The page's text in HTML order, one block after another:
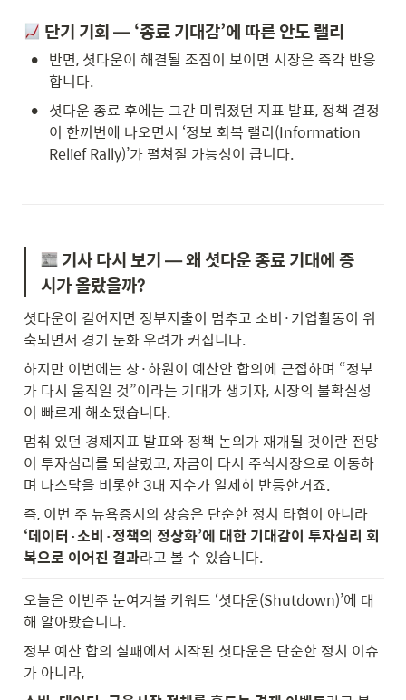
단기 기회 — ‘종료 기대감’에 따른 안도 랠리
• 반면, 셧다운이 해결될 조짐이 보이면 시장은 즉각 반응
합니다.
• 셧다운 종료 후에는 그간 미뤄졌던 지표 발표, 정책 결정
이 한꺼번에 나오면서 ‘정보 회복 랠리(Information
Relief Rally)’가 펼쳐질 가능성이 큽니다.
기사 다시 보기 — 왜 셧다운 종료 기대에 증
시가 올랐을까?
셧다운이 길어지면 정부지출이 멈추고 소비·기업활동이 위
축되면서 경기 둔화 우려가 커집니다.
하지만 이번에는 상·하원이 예산안 합의에 근접하며 “정부
가 다시 움직일 것”이라는 기대가 생기자, 시장의 불확실성
이 빠르게 해소됐습니다.
멈춰 있던 경제지표 발표와 정책 논의가 재개될 것이란 전망
이 투자심리를 되살렸고, 자금이 다시 주식시장으로 이동하
며 나스닥을 비롯한 3대 지수가 일제히 반등한거죠.
‘데이터·소비·정책의 정상화’에 대한 기대감이 투자심리 회
복으로 이어진 결과라고 볼 수 있습니다.
오늘은 이번주 눈여겨볼 키워드 ‘셧다운(Shutdown)’에 대
해 알아봤습니다.
정부 예산 합의 실패에서 시작된 셧다운은 단순한 정치 이슈
가 아니라,